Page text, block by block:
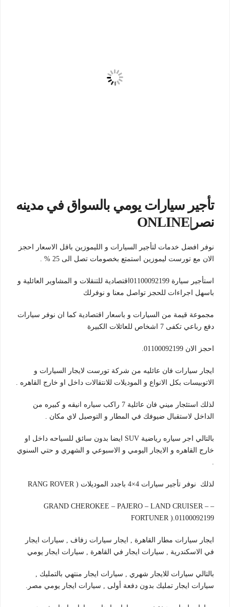
تأجير سيارات يومي بالسواق في مدينه
نصر|ONLINE
نوفر افضل خدمات لتأجير السيارات و الليموزين باقل الاسعار احجز
الان مع تورست ليموزين استمتع بخصومات تصل الى 25 % .
استأجير سيارة 01100092199اقتصادية للتنقلات و المشاوير العائلية و
باسهل اجراءات للحجز تواصل معنا و نوفرلك
مجموعة قيمة من السيارات و باسعار اقتصادية كما ان نوفر سيارات
دفع رباعي تكفى 7 اشخاص للعائلات الكبيرة
احجز الان 01100092199.
ايجار سيارات فان عائليه من شركة تورست لايجار السيارات و
الاتوبيسات بكل الانواع و الموديلات للانتقالات داخل او خارج القاهره .
لذلك استئجار ميني فان عائلية 7 راكب سياره انيقه و كبيره من
الداخل لاستقبال ضيوفك في المطار و التوصيل لاي مكان .
بالتالي اجر سياره رياضية SUV ايضا بدون سائق للسياحه داخل او
خارج القاهره و الايجار اليومي و الاسبوعي و الشهري و حتي السنوي
.
لذلك نوفر تأجير سيارات 4×4 باجدد الموديلات ( RANG ROVER
– GRAND CHEROKEE – PAJERO – LAND CRUISER –
FORTUNER ).01100092199
ايجار سيارات مطار القاهرة , ايجار سيارات زفاف , سيارات ايجار
في الاسكندرية , سيارات ايجار في القاهرة , سيارات ايجار يومي
بالتالي سيارات للايجار شهري , سيارات ايجار منتهي بالتمليك ,
سيارات ايجار تمليك بدون دفعة أولى , سيارات ايجار يومي مصر.